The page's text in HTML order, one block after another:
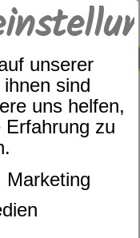
unserer
sind
uns helfen,
zu
Marketing
SUCHE
0